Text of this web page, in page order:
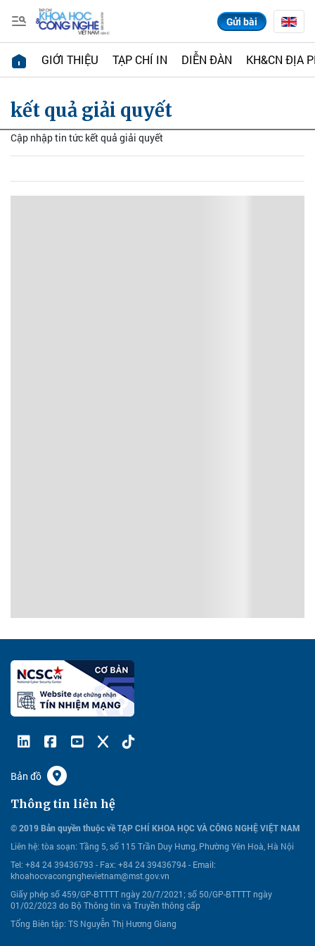
Gửi bài
GIỚI THIỆU TẠP CHÍ IN DIỄN ĐÀN KH&CN ĐỊA
kết quả giải quyết
Cập nhập tin tức kết quả giải quyết
Bản đồ
Thông tin liên hệ
© 2019 Bản quyền thuộc về TẠP CHÍ KHOA HỌC VÀ CÔNG NGHỆ VIỆT NAM
Liên hệ: tòa soạn: Tầng 5, số 115 Trần Duy Hưng, Phường Yên Hoà, Hà Nội
Tel: +84 24 39436793 - Fax: +84 24 39436794 - Email:
khoahocvacongnghevietnam@mst.gov.vn
Giấy phép số 459/GP-BTTTT ngày 20/7/2021; số 50/GP-BTTTT ngày
01/02/2023 do Bộ Thông tin và Truyền thông cấp
Tổng Biên tập: TS Nguyễn Thị Hương Giang